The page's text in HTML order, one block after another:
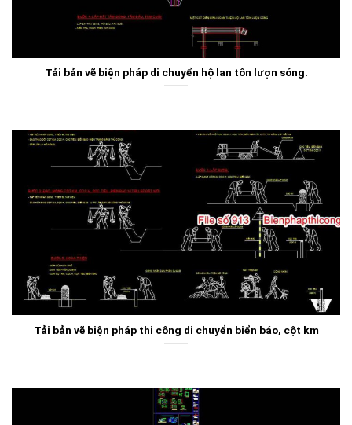
Tải bản vẽ biện pháp di chuyển hộ lan tôn lượn sóng.
Tải bản vẽ biện pháp thi công di chuyển biển báo, cột km